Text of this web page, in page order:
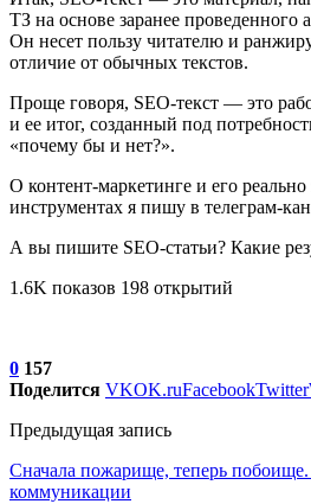
ТЗ на основе заранее проведенного
Он несет пользу читателю и
отличие от обычных текстов.
Проще говоря, SEO-текст ― это
и ее итог, созданный под
«почему бы и нет?».
О контент-маркетинге и его
инструментах я пишу в телеграм-
А вы пишите SEO-статьи? Какие
1.6K показов 198 открытий
0 157
Поделится VKOK.ruFacebookTwitter
Предыдущая запись
Сначала пожарище, теперь
коммуникации